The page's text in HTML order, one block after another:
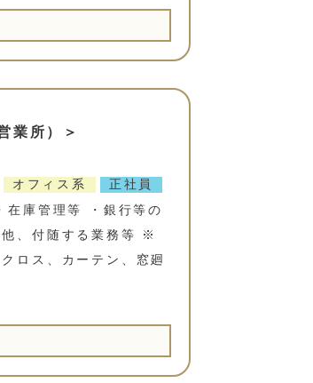
業所）＞
オフィス系
正社員
在庫管理等 ・銀行等の
、付随する業務等 ※
ロス、カーテン、窓廻